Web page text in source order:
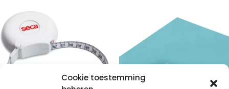
Cookie toestemming